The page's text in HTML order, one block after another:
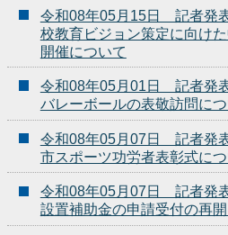
令和08年05月15日 記者発
校教育ビジョン策定に向け
開催について
令和08年05月01日 記者発
バレーボールの表敬訪問に
令和08年05月07日 記者発
市スポーツ功労者表彰式に
令和08年05月07日 記者発
設置補助金の申請受付の再